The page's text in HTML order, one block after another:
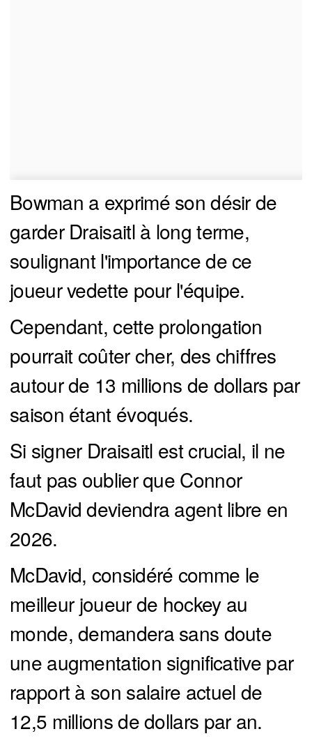
Bowman a exprimé son désir de
garder Draisaitl à long terme,
soulignant l'importance de ce
joueur vedette pour l'équipe.
Cependant, cette prolongation
pourrait coûter cher, des chiffres
autour de 13 millions de dollars par
saison étant évoqués.
Si signer Draisaitl est crucial, il ne
faut pas oublier que Connor
McDavid deviendra agent libre en
2026.
McDavid, considéré comme le
meilleur joueur de hockey au
monde, demandera sans doute
une augmentation significative par
rapport à son salaire actuel de
12,5 millions de dollars par an.